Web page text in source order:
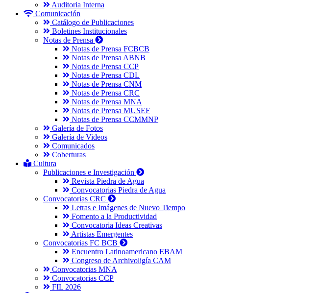
Auditoria Interna
Comunicación
Catálogo de Publicaciones
Boletines Institucionales
Notas de Prensa
Notas de Prensa FCBCB
Notas de Prensa ABNB
Notas de Prensa CCP
Notas de Prensa CDL
Notas de Prensa CNM
Notas de Prensa CRC
Notas de Prensa MNA
Notas de Prensa MUSEF
Notas de Prensa CCMMNP
Galería de Fotos
Galería de Videos
Comunicados
Coberturas
Cultura
Publicaciones e Investigación
Revista Piedra de Agua
Convocatorias Piedra de Agua
Convocatorias CRC
Letras e Imágenes de Nuevo Tiempo
Fomento a la Productividad
Convocatoria Ideas Creativas
Artistas Emergentes
Convocatorias FC BCB
Encuentro Latinoamericano EBAM
Congreso de Archivoligía CAM
Convocatorias MNA
Convocatorias CCP
FIL 2026